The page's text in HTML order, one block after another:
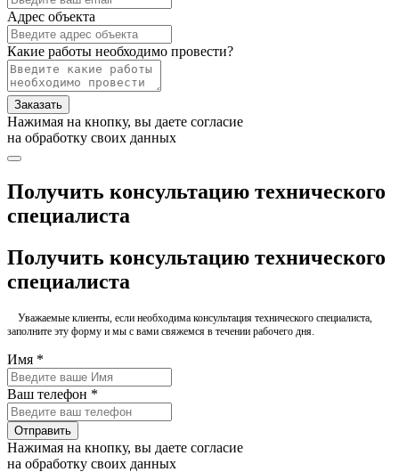
Адрес объекта
Какие работы необходимо провести?
Заказать
Нажимая на кнопку, вы даете согласие
на обработку своих данных
Получить консультацию технического
специалиста
Получить консультацию технического
специалиста
Уважаемые клиенты, если необходима консультация технического специалиста,
заполните эту форму и мы с вами свяжемся в течении рабочего дня.
Имя *
Ваш телефон *
Отправить
Нажимая на кнопку, вы даете согласие
на обработку своих данных